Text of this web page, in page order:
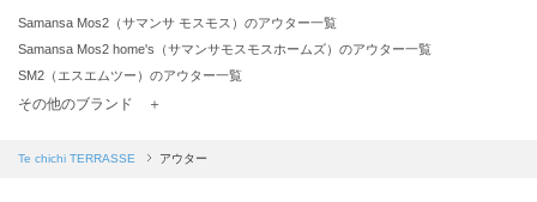
Samansa Mos2（サマンサ モスモス）のアウター一覧
Samansa Mos2 home's（サマンサモスモスホームズ）のアウター一覧
SM2（エスエムツー）のアウター一覧
TSUHARU by Samansa Mos2（ツハルバイサマンサモスモス）のアウター一覧
Samansa Mos2 blue（サマンサモスモス ブルー）のアウター一覧
その他のブランド ＋
Te chichi TERRASSE アウター